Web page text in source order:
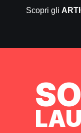
Scopri gli